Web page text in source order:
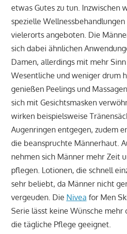
etwas Gutes zu tun. Inzwischen
spezielle
vielerorts angeboten. Die
sich dabei ähnlichen
Damen, allerdings mit mehr
Wesentliche und weniger drum
genießen Peelings und
sich mit Gesichtsmasken
wirken beispielsweise
Augenringen entgegen, zudem
die beanspruchte Männerhaut.
nehmen sich Männer mehr Zeit
pflegen. Lotionen, die schnell
sehr beliebt, da Männer nicht
vergeuden. Die Nivea for Men
Serie lässt keine Wünsche mehr
die tägliche Pflege geeignet.